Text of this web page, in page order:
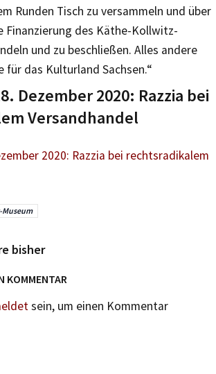
Runden Tisch zu versammeln und über
Finanzierung des Käthe-Kollwitz-
und zu beschließen. Alles andere
für das Kulturland Sachsen.“
Dezember 2020: Razzia bei
Versandhandel
2020: Razzia bei rechtsradikalem
bisher
KOMMENTAR
sein, um einen Kommentar